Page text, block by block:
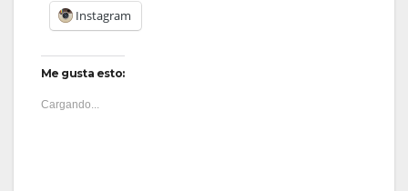
Instagram
Me gusta esto:
Cargando...